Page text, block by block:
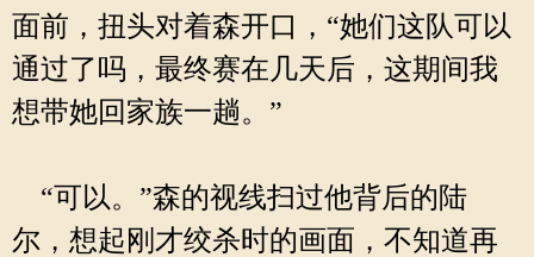
面前，扭头对着森开口，“她们这队可以
通过了吗，最终赛在几天后，这期间我
想带她回家族一趟。”
“可以。”森的视线扫过他背后的陆
尔，想起刚才绞杀时的画面，不知道再